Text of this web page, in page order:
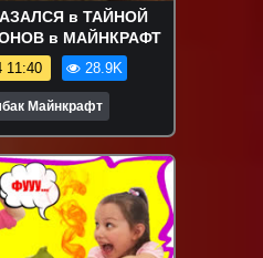
в ТАЙНОЙ
в МАЙНКРАФТ
11:40 28.9K
Майнкрафт